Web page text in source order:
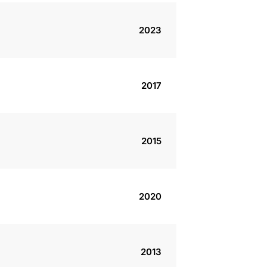
2023
2017
2015
2020
2013